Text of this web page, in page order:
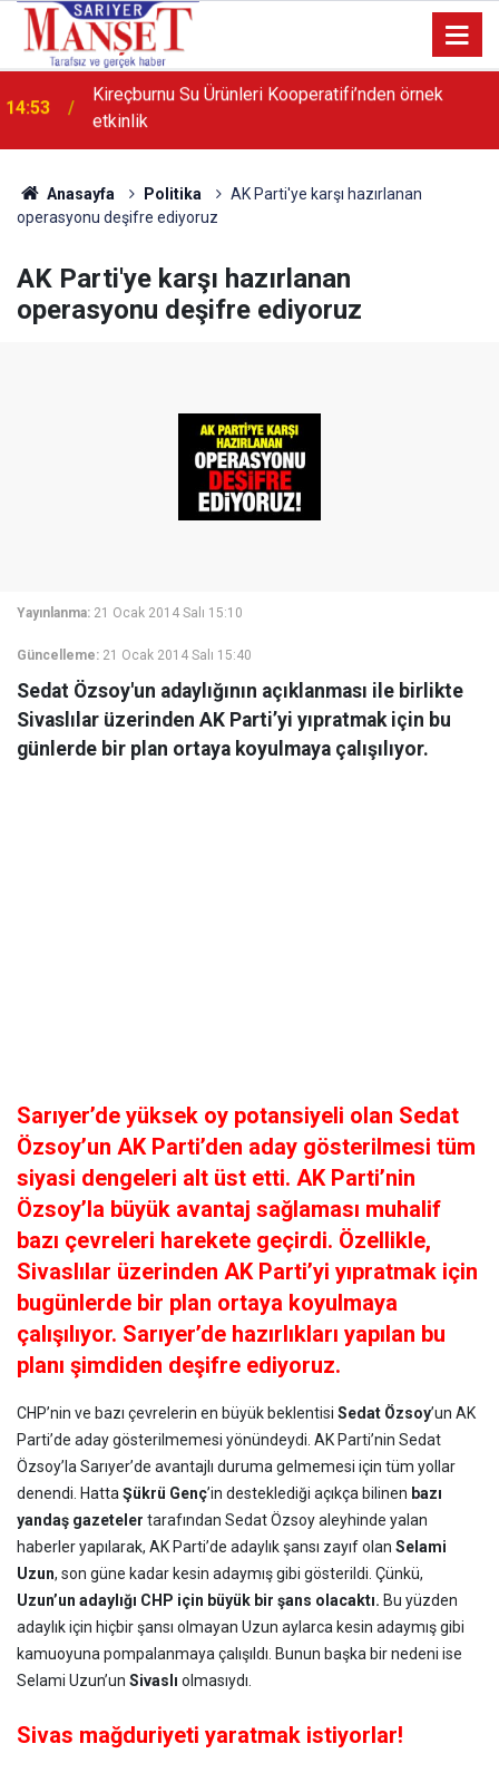
21:55 Poligon Muhtarı Karip’ten dönüşüm açıklaması
Anasayfa Politika
AK Parti'ye karşı hazırlanan
operasyonu deşifre ediyoruz
AK Parti'ye karşı hazırlanan
operasyonu deşifre ediyoruz
Yayınlanma: 21 Ocak 2014 Salı 15:10
Güncelleme: 21 Ocak 2014 Salı 15:40
Sedat Özsoy'un adaylığının açıklanması ile birlikte
Sivaslılar üzerinden AK Parti’yi yıpratmak için bu
günlerde bir plan ortaya koyulmaya çalışılıyor.
Sarıyer’de yüksek oy potansiyeli olan Sedat
Özsoy’un AK Parti’den aday gösterilmesi tüm
siyasi dengeleri alt üst etti. AK Parti’nin
Özsoy’la büyük avantaj sağlaması muhalif
bazı çevreleri harekete geçirdi. Özellikle,
Sivaslılar üzerinden AK Parti’yi yıpratmak için
bugünlerde bir plan ortaya koyulmaya
çalışılıyor. Sarıyer’de hazırlıkları yapılan bu
planı şimdiden deşifre ediyoruz.
CHP’nin ve bazı çevrelerin en büyük beklentisi Sedat Özsoy’un AK
Parti’de aday gösterilmemesi yönündeydi. AK Parti’nin Sedat
Özsoy’la Sarıyer’de avantajlı duruma gelmemesi için tüm yollar
denendi. Hatta Şükrü Genç’in desteklediği açıkça bilinen bazı
yandaş gazeteler tarafından Sedat Özsoy aleyhinde yalan
haberler yapılarak, AK Parti’de adaylık şansı zayıf olan Selami
Uzun, son güne kadar kesin adaymış gibi gösterildi. Çünkü,
Uzun’un adaylığı CHP için büyük bir şans olacaktı. Bu yüzden
adaylık için hiçbir şansı olmayan Uzun aylarca kesin adaymış gibi
kamuoyuna pompalanmaya çalışıldı. Bunun başka bir nedeni ise
Selami Uzun’un Sivaslı olmasıydı.
Sivas mağduriyeti yaratmak istiyorlar!